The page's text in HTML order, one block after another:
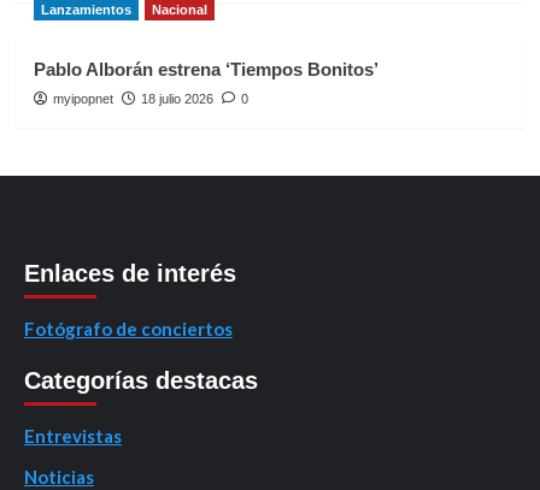
Lanzamientos Nacional
Pablo Alborán estrena ‘Tiempos Bonitos’
myipopnet 18 julio 2026 0
Enlaces de interés
Fotógrafo de conciertos
Categorías destacas
Entrevistas
Noticias